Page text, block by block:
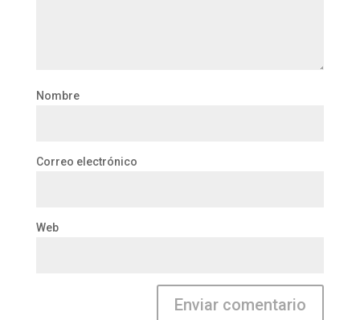
Nombre
Correo electrónico
Web